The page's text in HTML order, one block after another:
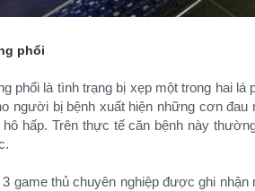
phổi
phổi là tình trạng bị xẹp một trong hai
người bị bệnh xuất hiện những cơn
hô hấp. Trên thực tế căn bệnh này
3 game thủ chuyên nghiệp được ghi